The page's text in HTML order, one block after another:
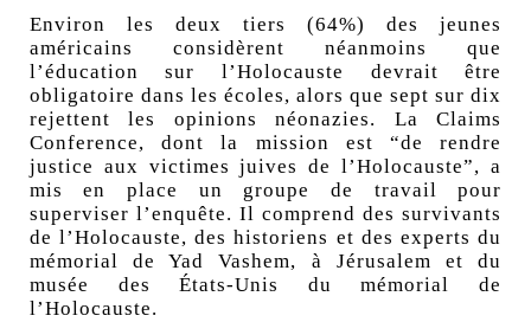
Environ les deux tiers (64%) des jeunes
américains considèrent néanmoins que
l’éducation sur l’Holocauste devrait être
obligatoire dans les écoles, alors que sept sur dix
rejettent les opinions néonazies. La Claims
Conference, dont la mission est “de rendre
justice aux victimes juives de l’Holocauste”, a
mis en place un groupe de travail pour
superviser l’enquête. Il comprend des survivants
de l’Holocauste, des historiens et des experts du
mémorial de Yad Vashem, à Jérusalem et du
musée des États-Unis du mémorial de
l’Holocauste.